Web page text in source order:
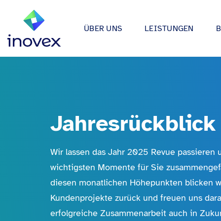
ÜBER UNS
Forschung & Entwicklung
inovex Journal
Standorte
inovex Switzerland AG
LEISTUNGEN
Wir entwickeln Strategien,
Anwendungen rund um Data
Infrastrukturprojekte
Moderne Architekturen durch
Platform Engineering,
Finance
Media &
Medical
Wir lassen das Jahr 2025 Revue passieren
wichtigsten Momente für Sie
diesen monatlichen Höhepunkten blicken
Kundenprojekte zurück und freuen uns
erfolgreiche Zusammenarbeit auch in